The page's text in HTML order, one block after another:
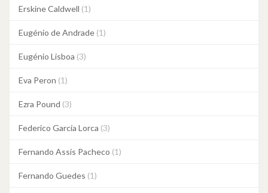
Erskine Caldwell (1)
Eugénio de Andrade (1)
Eugénio Lisboa (3)
Eva Peron (1)
Ezra Pound (3)
Federico García Lorca (3)
Fernando Assis Pacheco (1)
Fernando Guedes (1)